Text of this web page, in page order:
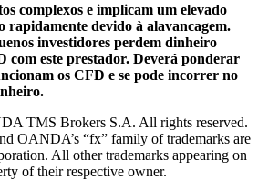
complexos e implicam um elevado
rapidamente devido à alavancagem.
investidores perdem dinheiro
com este prestador. Deverá ponderar
os CFD e se pode incorrer no
TMS Brokers S.A. All rights reserved.
OANDA’s “fx” family of trademarks are
All other trademarks appearing on
of their respective owner.